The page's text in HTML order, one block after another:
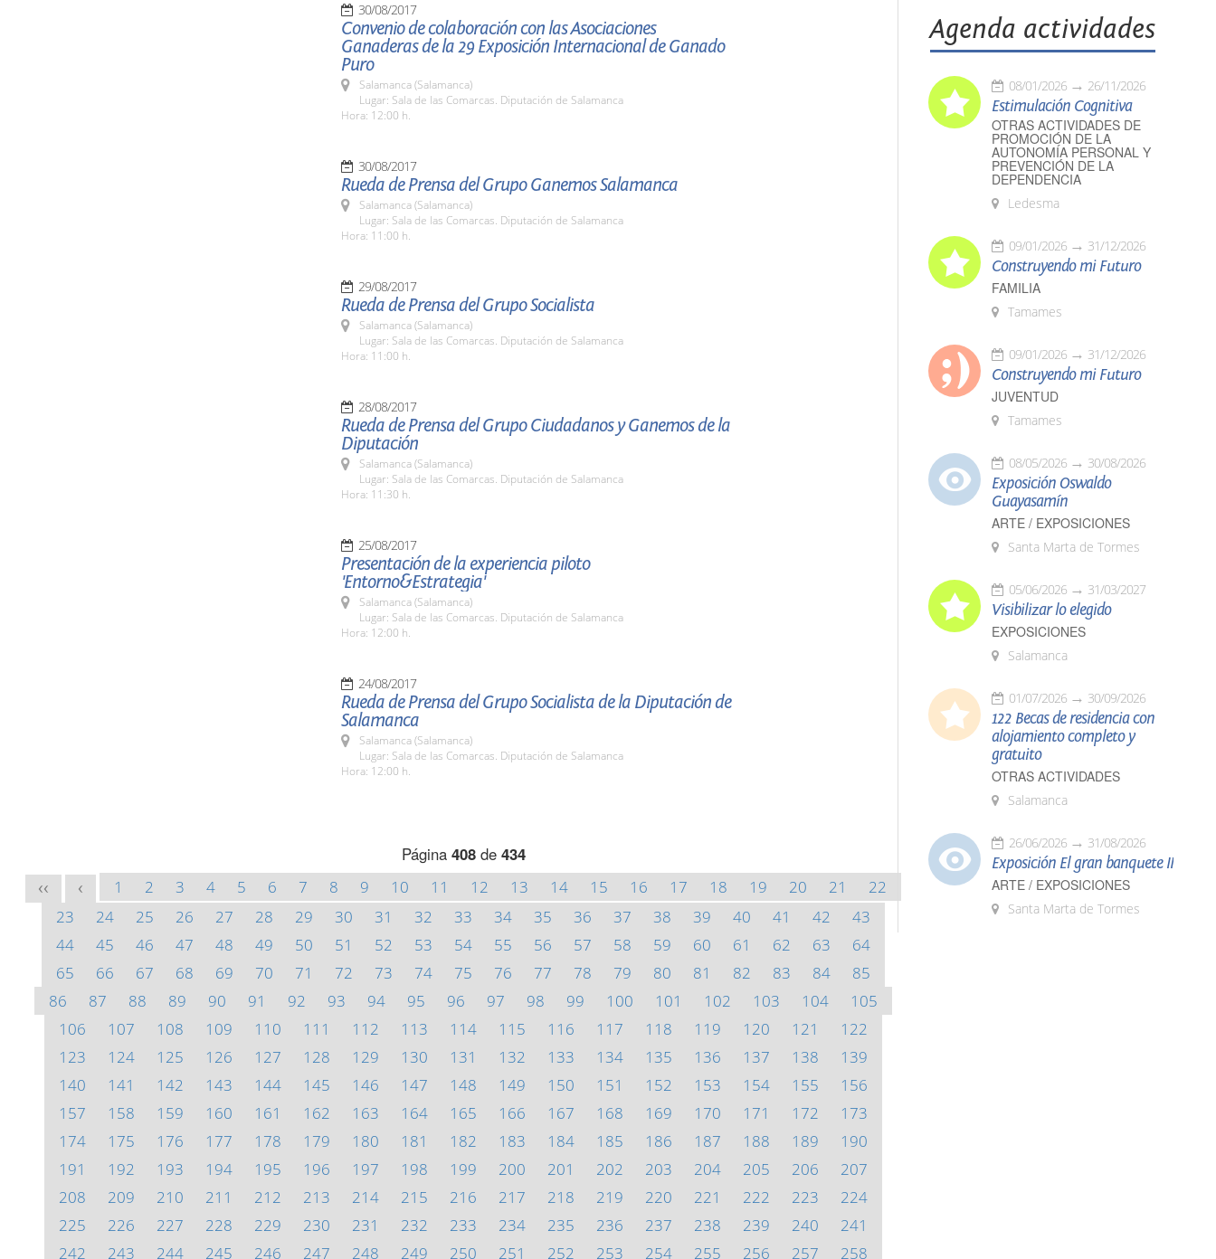
30/08/2017
Convenio de colaboración con las Asociaciones
Ganaderas de la 29 Exposición Internacional de Ganado
Puro
Salamanca (Salamanca)
Lugar: Sala de las Comarcas. Diputación de Salamanca
Hora: 12:00 h.
30/08/2017
Rueda de Prensa del Grupo Ganemos Salamanca
Salamanca (Salamanca)
Lugar: Sala de las Comarcas. Diputación de Salamanca
Hora: 11:00 h.
29/08/2017
Rueda de Prensa del Grupo Socialista
Salamanca (Salamanca)
Lugar: Sala de las Comarcas. Diputación de Salamanca
Hora: 11:00 h.
28/08/2017
Rueda de Prensa del Grupo Ciudadanos y Ganemos de la
Diputación
Salamanca (Salamanca)
Lugar: Sala de las Comarcas. Diputación de Salamanca
Hora: 11:30 h.
25/08/2017
Presentación de la experiencia piloto
'Entorno&Estrategia'
Salamanca (Salamanca)
Lugar: Sala de las Comarcas. Diputación de Salamanca
Hora: 12:00 h.
24/08/2017
Rueda de Prensa del Grupo Socialista de la Diputación de
Salamanca
Salamanca (Salamanca)
Lugar: Sala de las Comarcas. Diputación de Salamanca
Hora: 12:00 h.
Página 408de 434
<< < 1 2 3 4 5 6 7 8 9 10 11 12 13 14 15 16 17 18 19 20 21
22
23
24 25 26 27 28 29 30 31 32 33 34 35 36 37 38 39 40 41 42
43
44
45 46 47 48 49 50 51 52 53 54 55 56 57 58 59 60 61 62 63
64
65
66 67 68 69 70 71 72 73 74 75 76 77 78 79 80 81 82 83 84
85
86
87 88 89 90 91 92 93 94 95 96 97 98 99 100 101 102 103 104
105
106
107 108 109 110 111 112 113 114 115 116 117 118 119 120 121
122
123
124 125 126 127 128 129 130 131 132 133 134 135 136 137 138
139
140
141 142 143 144 145 146 147 148 149 150 151 152 153 154 155
156
157
158 159 160 161 162 163 164 165 166 167 168 169 170 171 172
173
174
175 176 177 178 179 180 181 182 183 184 185 186 187 188 189
190
191
192 193 194 195 196 197 198 199 200 201 202 203 204 205 206
207
208
209 210 211 212 213 214 215 216 217 218 219 220 221 222 223
224
225
226 227 228 229 230 231 232 233 234 235 236 237 238 239 240
241
242
243 244 245 246 247 248 249 250 251 252 253 254 255 256 257 258
Agenda actividades
08/01/2026 26/11/2026
Estimulación Cognitiva
OTRAS ACTIVIDADES DE
PROMOCIÓN DE LA
AUTONOMÍA PERSONAL Y
PREVENCIÓN DE LA
DEPENDENCIA
Ledesma
09/01/2026 31/12/2026
Construyendo mi Futuro
FAMILIA
Tamames
09/01/2026 31/12/2026
Construyendo mi Futuro
JUVENTUD
Tamames
08/05/2026 30/08/2026
Exposición Oswaldo
Guayasamín
ARTE / EXPOSICIONES
Santa Marta de Tormes
05/06/2026 31/03/2027
Visibilizar lo elegido
EXPOSICIONES
Salamanca
01/07/2026 30/09/2026
122 Becas de residencia con
alojamiento completo y
gratuito
OTRAS ACTIVIDADES
Salamanca
26/06/2026 31/08/2026
Exposición El gran banquete II
ARTE / EXPOSICIONES
Santa Marta de Tormes